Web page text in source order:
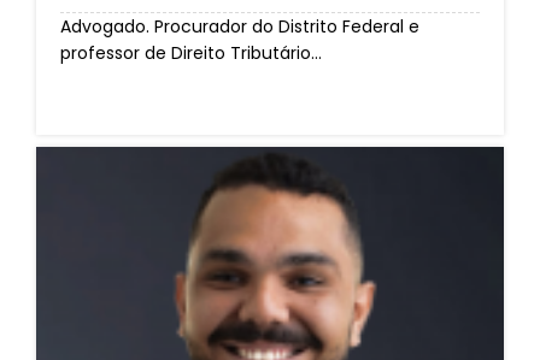
Advogado. Procurador do Distrito Federal e
professor de Direito Tributário...